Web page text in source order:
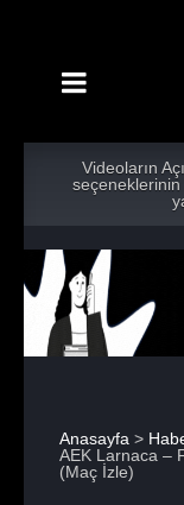
Videoların
Anasayfa >
AEK Larnaca –
(Maç İzle)